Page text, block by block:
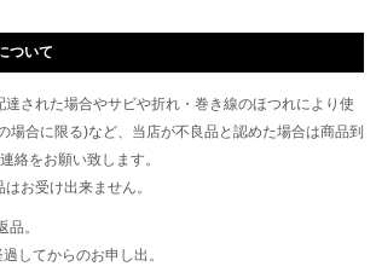
ついて
達された場合やサビや折れ・巻き線のほつれにより使
場合に限る)など、当店が不良品と認めた場合は商品到
絡をお願い致します。
お受け出来ません。
。
してからのお申し出。